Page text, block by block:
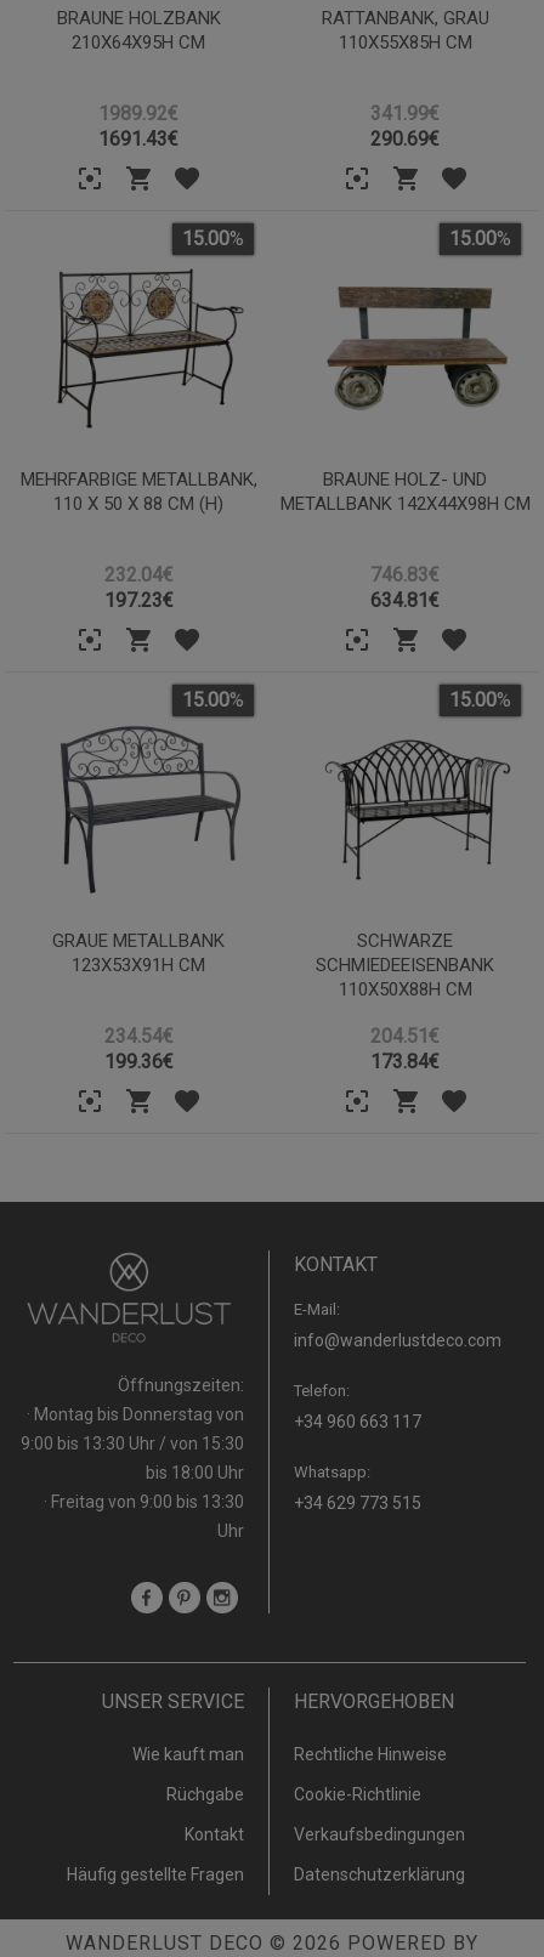
BRAUNE HOLZBANK
210X64X95H CM
1989.92€
1691.43€
RATTANBANK, GRAU
110X55X85H CM
341.99€
290.69€
MEHRFARBIGE METALLBANK,
110 X 50 X 88 CM (H)
232.04€
15.00%
197.23€
BRAUNE HOLZ- UND
METALLBANK 142X44X98H CM
746.83€
15.00%
634.81€
GRAUE METALLBANK
123X53X91H CM
234.54€
15.00%
199.36€
SCHWARZE
SCHMIEDEEISENBANK
110X50X88H CM
204.51€
15.00%
173.84€
Öffnungszeiten:
· Montag bis Donnerstag von
9:00 bis 13:30 Uhr / von 15:30
bis 18:00 Uhr
· Freitag von 9:00 bis 13:30
Uhr
KONTAKT
E-Mail:
info@wanderlustdeco.com
Telefon:
+34 960 663 117
Whatsapp:
+34 629 773 515
UNSER SERVICE
Wie kauft man
Rüchgabe
Kontakt
Häufig gestellte Fragen
HERVORGEHOBEN
Rechtliche Hinweise
Cookie-Richtlinie
Verkaufsbedingungen
Datenschutzerklärung
WANDERLUST DECO © 2026 POWERED BY